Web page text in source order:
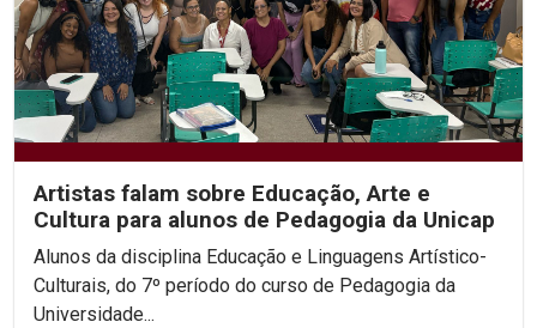
Artistas falam sobre Educação, Arte e
Cultura para alunos de Pedagogia da Unicap
Alunos da disciplina Educação e Linguagens Artístico-
Culturais, do 7º período do curso de Pedagogia da
Universidade...